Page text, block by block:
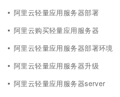
阿里云轻量应用服务器部署
阿里云购买轻量应用服务器
阿里云轻量应用服务器部署环境
阿里云轻量应用服务器升级
阿里云轻量应用服务器server